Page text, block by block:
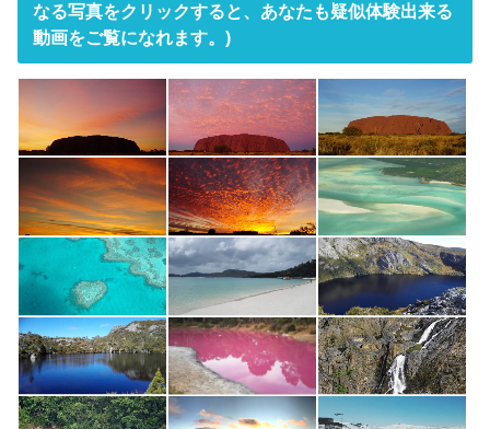
なる写真をクリックすると、あなたも疑似体験出来る
動画をご覧になれます。)